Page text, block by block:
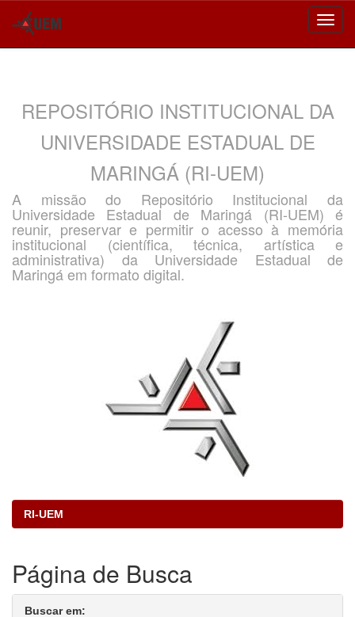
REPOSITÓRIO INSTITUCIONAL DA
UNIVERSIDADE ESTADUAL DE
MARINGÁ (RI-UEM)
A missão do Repositório Institucional da
Universidade Estadual de Maringá (RI-UEM) é
reunir, preservar e permitir o acesso à memória
institucional (científica, técnica, artística e
administrativa) da Universidade Estadual de
Maringá em formato digital.
RI-UEM
Página de Busca
Buscar em: